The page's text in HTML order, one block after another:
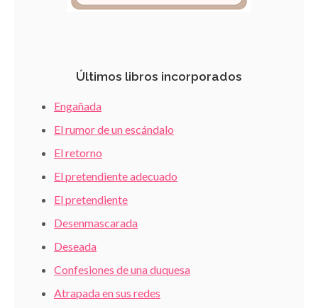
Últimos libros incorporados
Engañada
El rumor de un escándalo
El retorno
El pretendiente adecuado
El pretendiente
Desenmascarada
Deseada
Confesiones de una duquesa
Atrapada en sus redes